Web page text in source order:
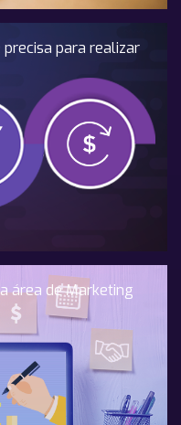
para realizar
área de Marketing